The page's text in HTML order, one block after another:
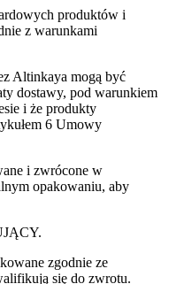
produktów i
z warunkami
Altinkaya mogą być
dostawy, pod warunkiem
i że produkty
6 Umowy
i zwrócone w
opakowaniu, aby
zgodnie ze
się do zwrotu.